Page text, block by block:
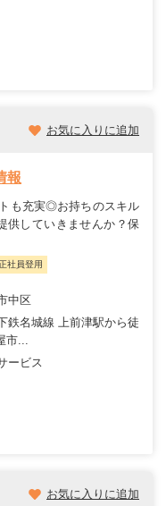
お気に入りに追加
報
も充実◎お持ちのスキル
供していきませんか？保
社員登用
中区
鉄名城線 上前津駅から徒
...
ービス
お気に入りに追加